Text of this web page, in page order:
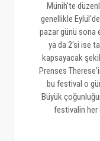
Münih'te
genellikle
pazar günü sona
ya da 2'si ise
kapsayacak
Prenses
bu festival o
Büyük
festivalin her